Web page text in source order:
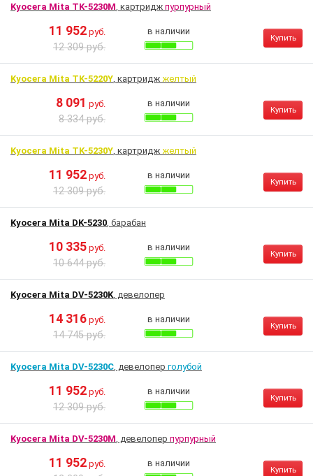
Kyocera Mita TK-5230M, картридж пурпурный
11 952 руб.
12 309 руб.
в наличии
Купить
Kyocera Mita TK-5220Y, картридж желтый
8 091 руб.
8 334 руб.
в наличии
Купить
Kyocera Mita TK-5230Y, картридж желтый
11 952 руб.
12 309 руб.
в наличии
Купить
Kyocera Mita DK-5230, барабан
10 335 руб.
10 644 руб.
в наличии
Купить
Kyocera Mita DV-5230K, девелопер
14 316 руб.
14 745 руб.
в наличии
Купить
Kyocera Mita DV-5230C, девелопер голубой
11 952 руб.
12 309 руб.
в наличии
Купить
Kyocera Mita DV-5230M, девелопер пурпурный
11 952 руб. в наличии
Купить